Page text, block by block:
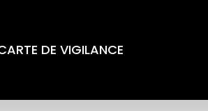
DE VIGILANCE